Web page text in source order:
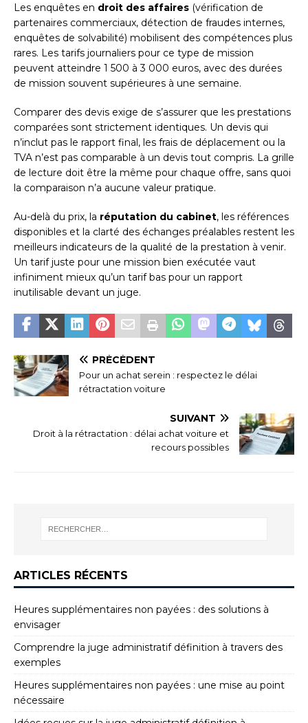
Les enquêtes en droit des affaires (vérification de
partenaires commerciaux, détection de fraudes internes,
enquêtes de solvabilité) mobilisent des compétences plus
rares. Les tarifs journaliers pour ce type de mission
peuvent atteindre 1 500 à 3 000 euros, avec des durées
de mission souvent supérieures à une semaine.
Comparer des devis exige de s’assurer que les prestations
comparées sont strictement identiques. Un devis qui
n’inclut pas le rapport final, les frais de déplacement ou la
TVA n’est pas comparable à un devis tout compris. La grille
de lecture doit être la même pour chaque offre, sans quoi
la comparaison n’a aucune valeur pratique.
Au-delà du prix, la réputation du cabinet, les références
disponibles et la clarté des échanges préalables restent les
meilleurs indicateurs de la qualité de la prestation à venir.
Un tarif juste pour une mission bien exécutée vaut
infiniment mieux qu’un tarif bas pour un rapport
inutilisable devant un juge.
PRÉCÉDENT
Pour un achat serein : respectez le délai
rétractation voiture
SUIVANT
Droit à la rétractation : délai achat voiture et
recours possibles
ARTICLES RÉCENTS
Heures supplémentaires non payées : des solutions à
envisager
Comprendre la juge administratif définition à travers des
exemples
Heures supplémentaires non payées : une mise au point
nécessaire